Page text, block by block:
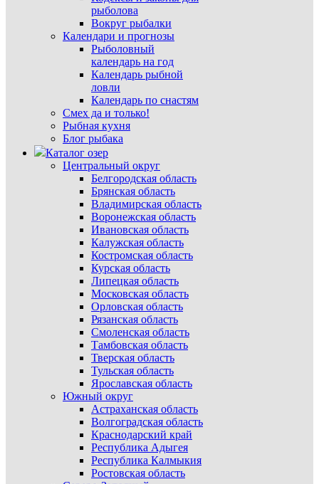
рыболова
Вокруг рыбалки
Календари и прогнозы
Рыболовный
календарь на год
Календарь рыбной
ловли
Календарь по снастям
Смех да и только!
Рыбная кухня
Блог рыбака
Каталог озер
Центральный округ
Белгородская область
Брянская область
Владимирская область
Воронежская область
Ивановская область
Калужская область
Костромская область
Курская область
Липецкая область
Московская область
Орловская область
Рязанская область
Смоленская область
Тамбовская область
Тверская область
Тульская область
Ярославская область
Южный округ
Астраханская область
Волгоградская область
Краснодарский край
Республика Адыгея
Республика Калмыкия
Ростовская область